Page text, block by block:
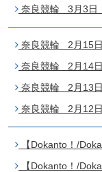
奈良競輪 3月3
奈良競輪 2月15
奈良競輪 2月14
奈良競輪 2月13
奈良競輪 2月12
【Dokanto！/
【Dokanto！/